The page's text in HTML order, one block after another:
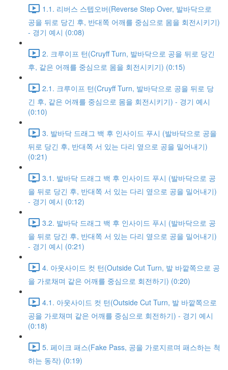
1.1. 리버스 스텝오버(Reverse Step Over, 발바닥으로
공을 뒤로 당긴 후, 반대쪽 어깨를 중심으로 몸을 회전시키기)
- 경기 예시 (0:08)
2. 크루이프 턴(Cruyff Turn, 발바닥으로 공을 뒤로 당긴
후, 같은 어깨를 중심으로 몸을 회전시키기) (0:15)
2.1. 크루이프 턴(Cruyff Turn, 발바닥으로 공을 뒤로 당
긴 후, 같은 어깨를 중심으로 몸을 회전시키기) - 경기 예시
(0:10)
3. 발바닥 드래그 백 후 인사이드 푸시 (발바닥으로 공을
뒤로 당긴 후, 반대쪽 서 있는 다리 옆으로 공을 밀어내기)
(0:21)
3.1. 발바닥 드래그 백 후 인사이드 푸시 (발바닥으로 공
을 뒤로 당긴 후, 반대쪽 서 있는 다리 옆으로 공을 밀어내기)
- 경기 예시 (0:12)
3.2. 발바닥 드래그 백 후 인사이드 푸시 (발바닥으로 공
을 뒤로 당긴 후, 반대쪽 서 있는 다리 옆으로 공을 밀어내기)
- 경기 예시 (0:21)
4. 아웃사이드 컷 턴(Outside Cut Turn, 발 바깥쪽으로 공
을 가로채며 같은 어깨를 중심으로 회전하기) (0:20)
4.1. 아웃사이드 컷 턴(Outside Cut Turn, 발 바깥쪽으로
공을 가로채며 같은 어깨를 중심으로 회전하기) - 경기 예시
(0:18)
5. 페이크 패스(Fake Pass, 공을 가로지르며 패스하는 척
하는 동작) (0:19)